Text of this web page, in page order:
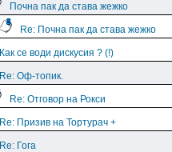
Почна пак да става жежко
Re: Почна пак да става жежко
Как се води дискусия ? (!)
Re: Оф-топик.
Re: Отговор на Рокси
Re: Призив на Тортурач +
Re: Гога